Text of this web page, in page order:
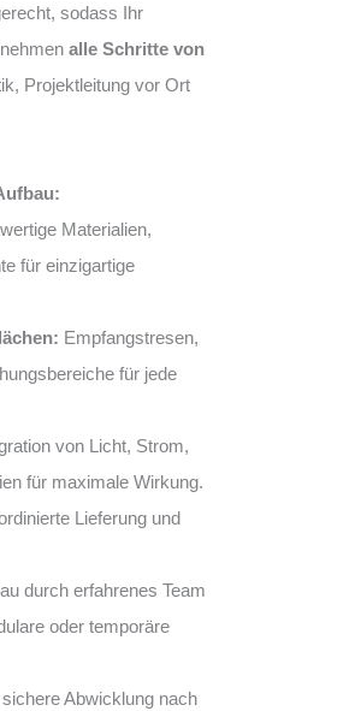
sodass Ihr
alle Schritte von
Projektleitung vor Ort
Materialien,
für einzigartige
Empfangstresen,
für jede
von Licht, Strom,
für maximale Wirkung.
Lieferung und
durch erfahrenes Team
oder temporäre
Abwicklung nach